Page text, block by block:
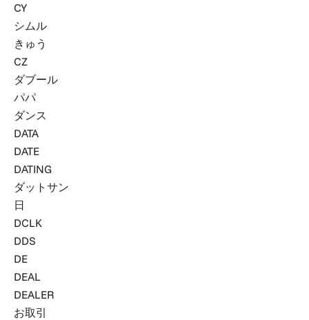
CY
シムル
きゅう
CZ
ダブール
パパ
ダンス
DATA
DATE
DATING
ダットサン
日
DCLK
DDS
DE
DEAL
DEALER
お取引